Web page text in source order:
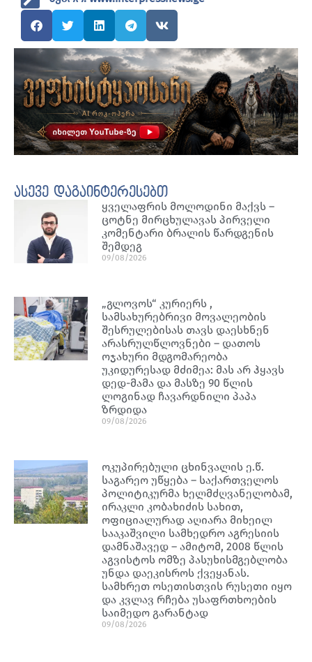
ასევე დაგაინტერესებთ
ყველაფრის მოლოდინი მაქვს –
ცოტნე მირცხულავას პირველი
კომენტარი ბრალის წარდგენის
შემდეგ
09/08/2026
„გლოვოს“ კურიერს ,
სამსახურებრივი მოვალეობის
შესრულებისას თავს დაესხნენ
არასრულწლოვნები – დათოს
ოჯახური მდგომარეობა
უკიდურესად მძიმეა: მას არ ჰყავს
დედ-მამა და მასზე 90 წლის
ლოგინად ჩავარდნილი პაპა
ზრდიდა
09/08/2026
ოკუპირებული ცხინვალის ე.წ.
საგარეო უწყება – საქართველოს
პოლიტიკურმა ხელმძღვანელობამ,
ირაკლი კობახიძის სახით,
ოფიციალურად აღიარა მიხეილ
სააკაშვილი სამხედრო აგრესიის
დამნაშავედ – ამიტომ, 2008 წლის
აგვისტოს ომზე პასუხისმგებლობა
უნდა დაეკისროს ქვეყანას.
სამხრეთ ოსეთისთვის რუსეთი იყო
და კვლავ რჩება უსაფრთხოების
საიმედო გარანტად
09/08/2026